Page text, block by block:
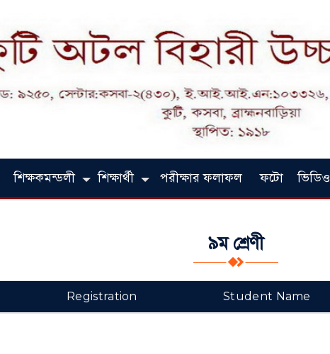
শিক্ষকমন্ডলী শিক্ষার্থী পরীক্ষার ফলাফল ফটো ভিডিও
৯ম শ্রেণী
Registration Student Name